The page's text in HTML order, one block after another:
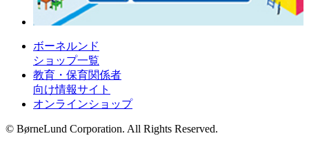
ボーネルンド
ショップ一覧
教育・保育関係者
向け情報サイト
オンラインショップ
© BørneLund Corporation. All Rights Reserved.